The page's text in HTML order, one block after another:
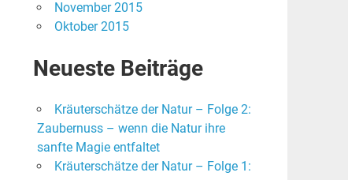
November 2015
Oktober 2015
Neueste Beiträge
Kräuterschätze der Natur – Folge 2:
Zaubernuss – wenn die Natur ihre
sanfte Magie entfaltet
Kräuterschätze der Natur – Folge 1: